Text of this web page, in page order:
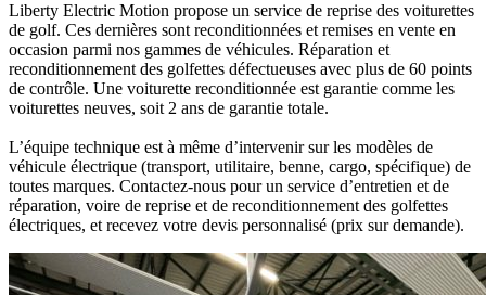
Liberty Electric Motion propose un service de reprise des voiturettes
de golf. Ces dernières sont reconditionnées et remises en vente en
occasion parmi nos gammes de véhicules. Réparation et
reconditionnement des golfettes défectueuses avec plus de 60 points
de contrôle. Une voiturette reconditionnée est garantie comme les
voiturettes neuves, soit 2 ans de garantie totale.
L’équipe technique est à même d’intervenir sur les modèles de
véhicule électrique (transport, utilitaire, benne, cargo, spécifique) de
toutes marques. Contactez-nous pour un service d’entretien et de
réparation, voire de reprise et de reconditionnement des golfettes
électriques, et recevez votre devis personnalisé (prix sur demande).